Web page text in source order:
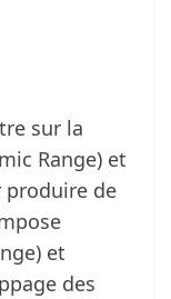
sur la
Range) et
de
et
des